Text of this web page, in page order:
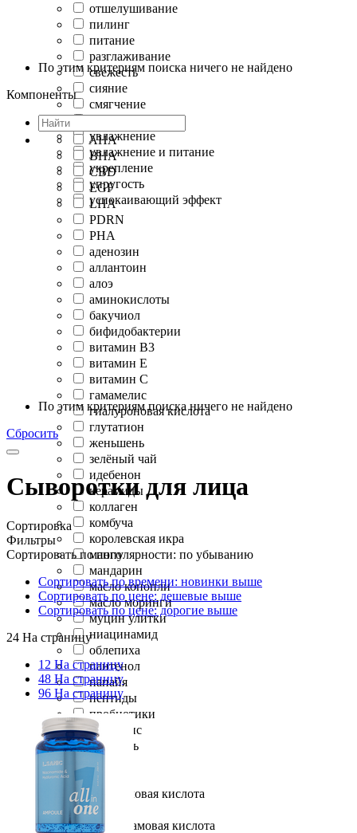
отшелушивание
пилинг
питание
разглаживание
свежесть
сияние
смягчение
сужение пор
увлажнение
увлажнение и питание
укрепление
упругость
успокаивающий эффект
По этим критериям поиска ничего не найдено
Компоненты
AHA
BHA
CBD
EGF
LHA
PDRN
PHA
аденозин
аллантоин
алоэ
аминокислоты
бакучиол
бифидобактерии
витамин B3
витамин Е
витамин С
гамамелис
гиалуроновая кислота
глутатион
женьшень
зелёный чай
идебенон
керамиды
коллаген
комбуча
королевская икра
манго
мандарин
масло конопли
масло моринги
муцин улитки
ниацинамид
облепиха
пантенол
папайя
пептиды
пробиотики
прополис
ретиналь
ретинол
роза
салициловая кислота
томат
транексамовая кислота
По этим критериям поиска ничего не найдено
Сбросить
Сыворотки для лица
Сортировка
Фильтры
Сортировать по популярности: по убыванию
Сортировать по времени: новинки выше
Сортировать по цене: дешевые выше
Сортировать по цене: дорогие выше
24 На страницу
12 На страницу
48 На страницу
96 На страницу